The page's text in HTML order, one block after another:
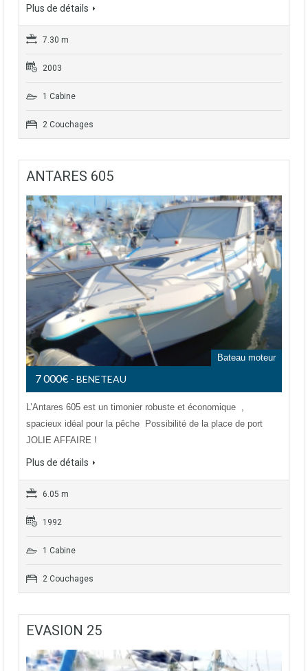
Plus de détails
7.30 m
2003
1 Cabine
2 Couchages
ANTARES 605
Bateau moteur
7 000€ - BENETEAU
L’Antares 605 est un timonier robuste et économique ,
spacieux idéal pour la pêche Possibilité de la place de port
JOLIE AFFAIRE !
Plus de détails
6.05 m
1992
1 Cabine
2 Couchages
EVASION 25